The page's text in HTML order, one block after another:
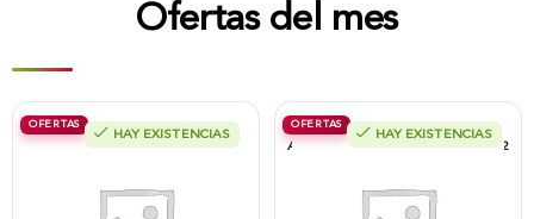
Ofertas del mes
OFERTAS
HAY EXISTENCIAS
Accesorio De Arado Para Guadaña,
513.000
OFERTAS
HAY EXISTENCIAS
Ahoyador Alterman A Gasolina 2T, 52